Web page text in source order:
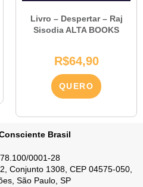
Livro – Despertar – Raj
Sisodia ALTA BOOKS
R$64,90
QUERO
Brasil
0001-28
Conjunto 1308, CEP 04575-050,
São Paulo, SP